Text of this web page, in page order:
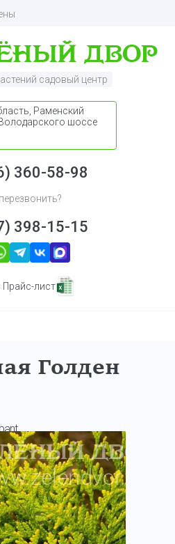
садовый центр
Раменский
шоссе
360-58-98
398-15-15
Прайс-лист
Голден